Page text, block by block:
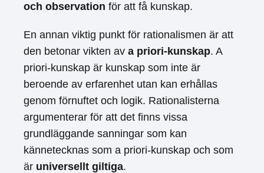
och observation för att få kunskap.
En annan viktig punkt för rationalismen är att
den betonar vikten av a priori-kunskap. A
priori-kunskap är kunskap som inte är
beroende av erfarenhet utan kan erhållas
genom förnuftet och logik. Rationalisterna
argumenterar för att det finns vissa
grundläggande sanningar som kan
kännetecknas som a priori-kunskap och som
är universellt giltiga.